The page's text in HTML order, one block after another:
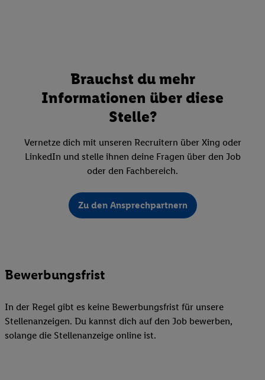
Brauchst du mehr
Informationen über diese
Stelle?
Vernetze dich mit unseren Recruitern über Xing oder
LinkedIn und stelle ihnen deine Fragen über den Job
oder den Fachbereich.
Zu den Ansprechpartnern
Bewerbungsfrist
In der Regel gibt es keine Bewerbungsfrist für unsere
Stellenanzeigen. Du kannst dich auf den Job bewerben,
solange die Stellenanzeige online ist.